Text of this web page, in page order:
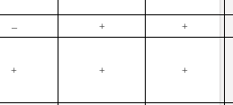
– +
+
+ + +